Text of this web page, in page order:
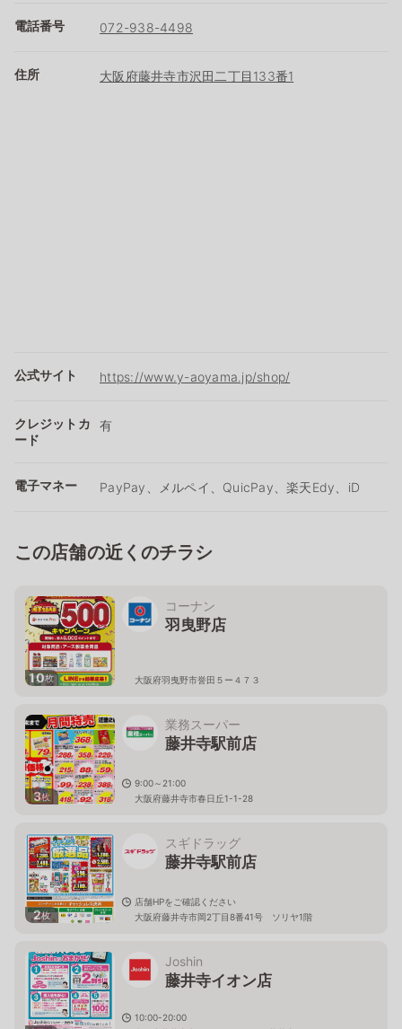
電話番号 072-938-4498
住所 大阪府藤井寺市沢田二丁目133番1
公式サイト https://www.y-aoyama.jp/shop/
クレジットカ
ード
有
電子マネー PayPay、メルペイ、QuicPay、楽天Edy、iD
この店舗の近くのチラシ
10枚
コーナン
羽曳野店
大阪府羽曳野市誉田５ー４７３
3枚
業務スーパー
藤井寺駅前店
9:00～21:00
大阪府藤井寺市春日丘1-1-28
2枚
スギドラッグ
藤井寺駅前店
店舗HPをご確認ください
大阪府藤井寺市岡2丁目8番41号 ソリヤ1階
Joshin
藤井寺イオン店
10:00-20:00